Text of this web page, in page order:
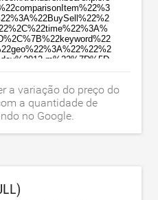
a variação do preço do
a quantidade de
no Google.